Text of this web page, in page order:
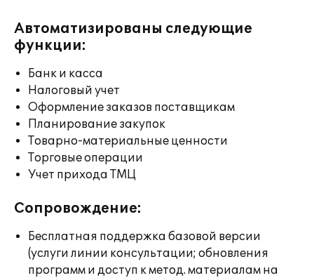
Автоматизированы следующие
функции:
Банк и касса
Налоговый учет
Оформление заказов поставщикам
Планирование закупок
Товарно-материальные ценности
Торговые операции
Учет прихода ТМЦ
Сопровождение:
Бесплатная поддержка базовой версии
(услуги линии консультации; обновления
программ и доступ к метод. материалам на